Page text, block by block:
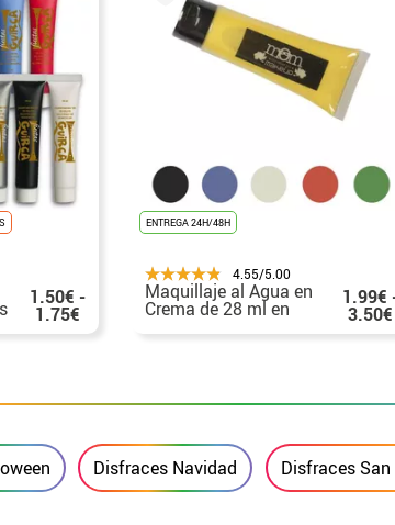
1.50€ -
1.75€
ENTREGA 24H/48H
4.55/5.00
Maquillaje al Agua en
Crema de 28 ml en 1.99€
3.50€
Disfraces Navidad Disfraces San